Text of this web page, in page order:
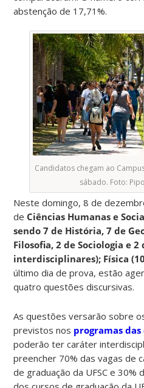
abstenção de 17,71%.
Candidatos chegam ao
sábado. Foto:
Neste domingo, 8 de
de Ciências Humanas e
sendo 7 de História, 7 de
Filosofia, 2 de Sociologia e 2
interdisciplinares); Física
último dia de prova, estão
quatro questões discursivas.
As questões versarão sobre
previstos nos programas
poderão ter caráter
preencher 70% das vagas de
de graduação da UFSC e 30%